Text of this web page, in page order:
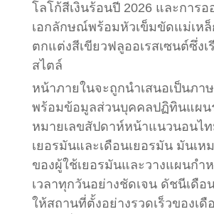
โลโก้สีเงินร้อนปี 2026 และการ
เอกลักษณ์พร้อมหัวเข็มขัดแม่เห
ตกแต่งสีเขียวฟลูออเรสเซนต์ซึ่งเ
สไตล์
หน้าภายในจะถูกนำเสนอเป็นภา
พร้อมข้อมูลส่วนบุคคลปฏิทินแผน
หมายเลขสัปดาห์หน้าแนวนอนไ
เยอรมันและเดือนเยอรมัน มันเห
ของผู้ใช้เยอรมันและวางแผนกำ
เวลาทุกวันอย่างชัดเจน ดัชนีเดือ
ให้สถานที่ตั้งอย่างรวดเร็วของเดื